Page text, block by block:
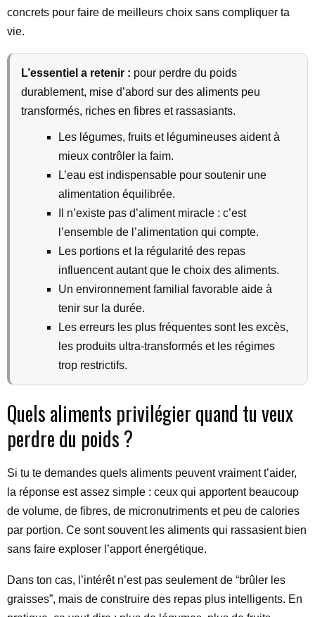
concrets pour faire de meilleurs choix sans compliquer ta
vie.
L’essentiel a retenir : pour perdre du poids
durablement, mise d’abord sur des aliments peu
transformés, riches en fibres et rassasiants.
Les légumes, fruits et légumineuses aident à
mieux contrôler la faim.
L’eau est indispensable pour soutenir une
alimentation équilibrée.
Il n’existe pas d’aliment miracle : c’est
l’ensemble de l’alimentation qui compte.
Les portions et la régularité des repas
influencent autant que le choix des aliments.
Un environnement familial favorable aide à
tenir sur la durée.
Les erreurs les plus fréquentes sont les excès,
les produits ultra-transformés et les régimes
trop restrictifs.
Quels aliments privilégier quand tu veux
perdre du poids ?
Si tu te demandes quels aliments peuvent vraiment t’aider,
la réponse est assez simple : ceux qui apportent beaucoup
de volume, de fibres, de micronutriments et peu de calories
par portion. Ce sont souvent les aliments qui rassasient bien
sans faire exploser l’apport énergétique.
Dans ton cas, l’intérêt n’est pas seulement de “brûler les
graisses”, mais de construire des repas plus intelligents. En